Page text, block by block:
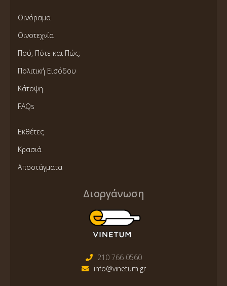
Οινόραμα
Οινοτεχνία
Πού, Πότε και Πώς;
Πολιτική Εισόδου
Κάτοψη
FAQs
Εκθέτες
Κρασιά
Αποστάγματα
Διοργάνωση
210 766 0560
info@vinetum.gr